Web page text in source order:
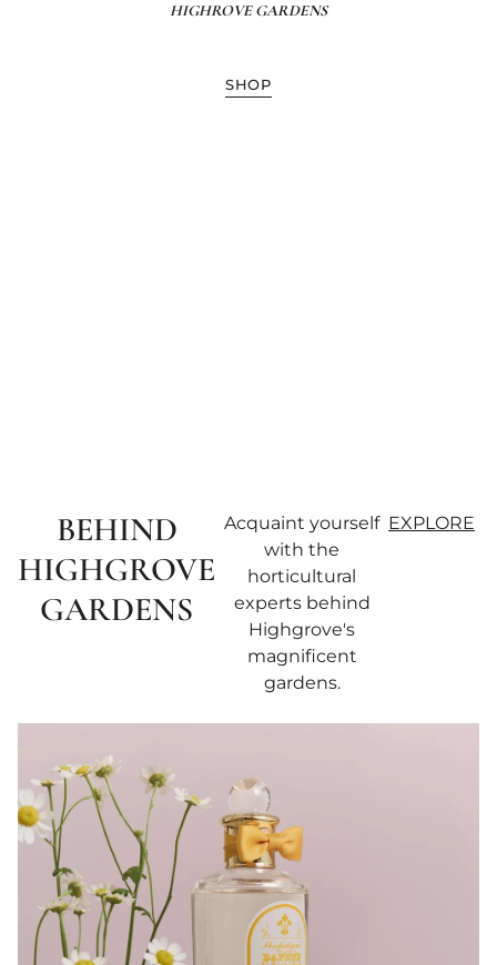
HIGHROVE GARDENS
SHOP
BEHIND
HIGHGROVE
GARDENS
Acquaint yourself
with the
horticultural
experts behind
Highgrove's
magnificent
gardens.
EXPLORE